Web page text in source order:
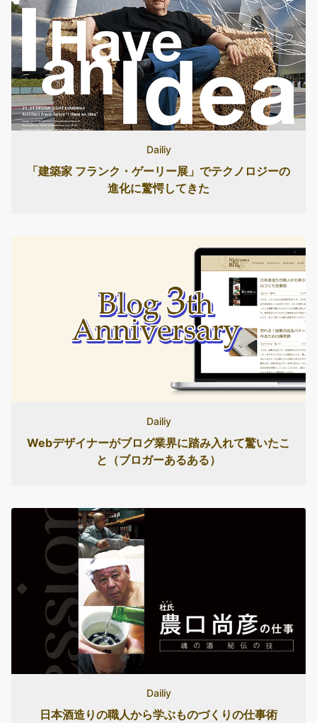
Dailiy
「建築家 フランク・ゲーリー展」でテクノロジーの
進化に驚愕してきた
Dailiy
Webデザイナーがブログ業界に踏み入れて驚いたこ
と（ブロガーあるある）
Dailiy
日本酒造りの職人から学ぶものづくりの仕事術